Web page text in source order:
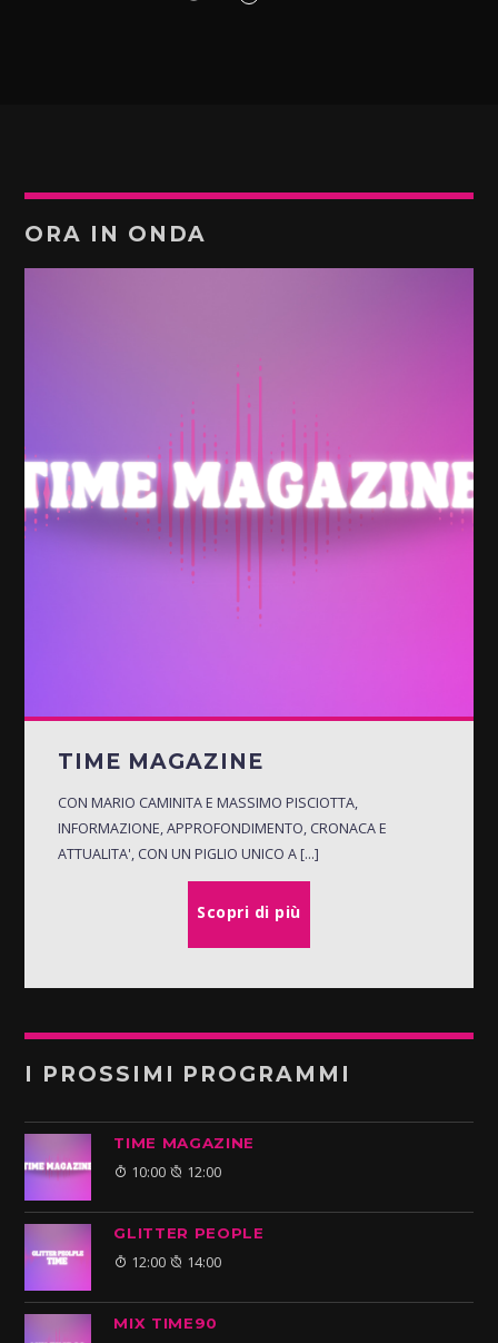
ORA IN ONDA
TIME MAGAZINE
CON MARIO CAMINITA E MASSIMO PISCIOTTA,
INFORMAZIONE, APPROFONDIMENTO, CRONACA E
ATTUALITA', CON UN PIGLIO UNICO A [...]
Scopri di più
I PROSSIMI PROGRAMMI
TIME MAGAZINE
10:00 12:00
GLITTER PEOPLE
12:00 14:00
MIX TIME90